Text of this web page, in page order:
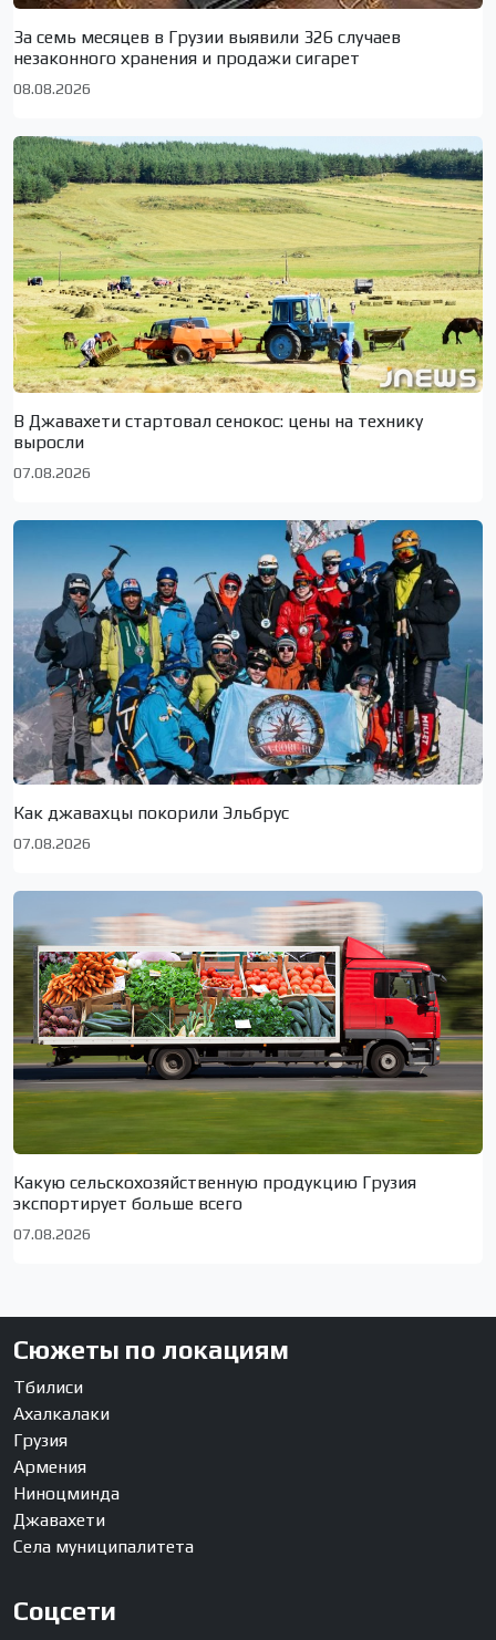
За семь месяцев в Грузии выявили 326 случаев
незаконного хранения и продажи сигарет
08.08.2026
В Джавахети стартовал сенокос: цены на технику
выросли
07.08.2026
Как джавахцы покорили Эльбрус
07.08.2026
Какую сельскохозяйственную продукцию Грузия
экспортирует больше всего
07.08.2026
Сюжеты по локациям
Тбилиси
Ахалкалаки
Грузия
Армения
Ниноцминда
Джавахети
Села муниципалитета
Соцсети